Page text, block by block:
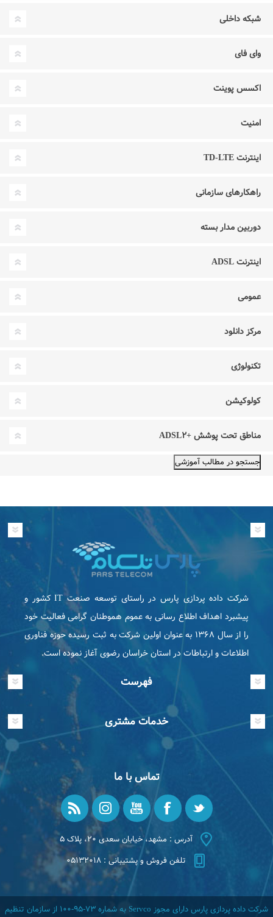
شبکه داخلی
وای فای
اکسس پوینت
امنیت
اینترنت TD-LTE
راهکارهای سازمانی
دوربین مدار بسته
اینترنت ADSL
عمومی
مرکز دانلود
تکنولوژی
کولوکیشن
مناطق تحت پوشش +ADSL۲
شرکت داده پردازی پارس در راستای توسعه صنعت IT كشور و
پیشبرد اهداف اطلاع رسانی به عموم هموطنان گرامی فعاليت خود
را از سال ۱۳۶۸ به عنوان اولین شرکت به ثبت رسیده حوزه فناوری
اطلاعات و ارتباطات در استان خراسان رضوی آغاز نموده است.
فهرست
خدمات مشتری
تماس با ما
آدرس : مشهد، خیابان سعدی ۲۰، پلاک ۵
تلفن فروش و پشتیبانی : ۰۵۱۳۲۰۱۸
شرکت داده پردازی پارس دارای مجوز Servco به شماره ۷۳-۹۵-۱۰۰ از سازمان تنظیم